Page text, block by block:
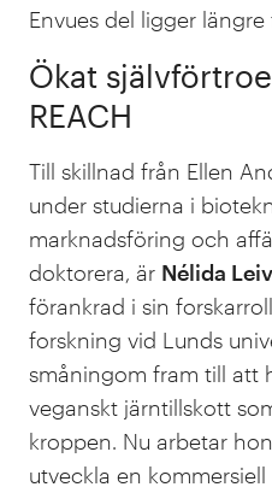
Envues del ligger
Ökat
REACH
Till skillnad från Ellen
under studierna i
marknadsföring och
doktorera, är Nélida
förankrad i sin
forskning vid Lunds
småningom fram till att
veganskt järntillskott
kroppen. Nu arbetar
utveckla en